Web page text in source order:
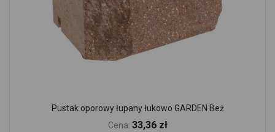
Pustak oporowy łupany łukowo GARDEN Beż
Cena: 33,36 zł